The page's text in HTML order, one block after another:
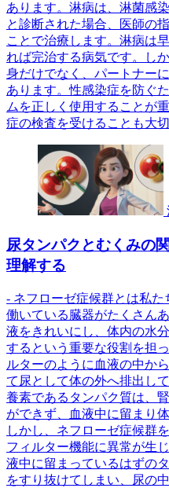
あります。淋病は、淋菌感
と診断された場合、医師の
ことで治療します。淋病は
れば完治する病気です。し
身だけでなく、パートナー
あります。性感染症を防ぐ
ムを正しく使用することが
症の検査を受けることも大切
尿タンパクとむくみの
理解する
- ネフローゼ症候群とは私た
働いている臓器がたくさん
液をきれいにし、体内の水
するという重要な役割を担
ルターのように血液の中か
て尿として体の外へ排出し
養素であるタンパク質は、
ができず、血液中に留まり
しかし、ネフローゼ症候群
フィルター機能に異常が生
液中に留まっているはずの
をすり抜けてしまい、尿の